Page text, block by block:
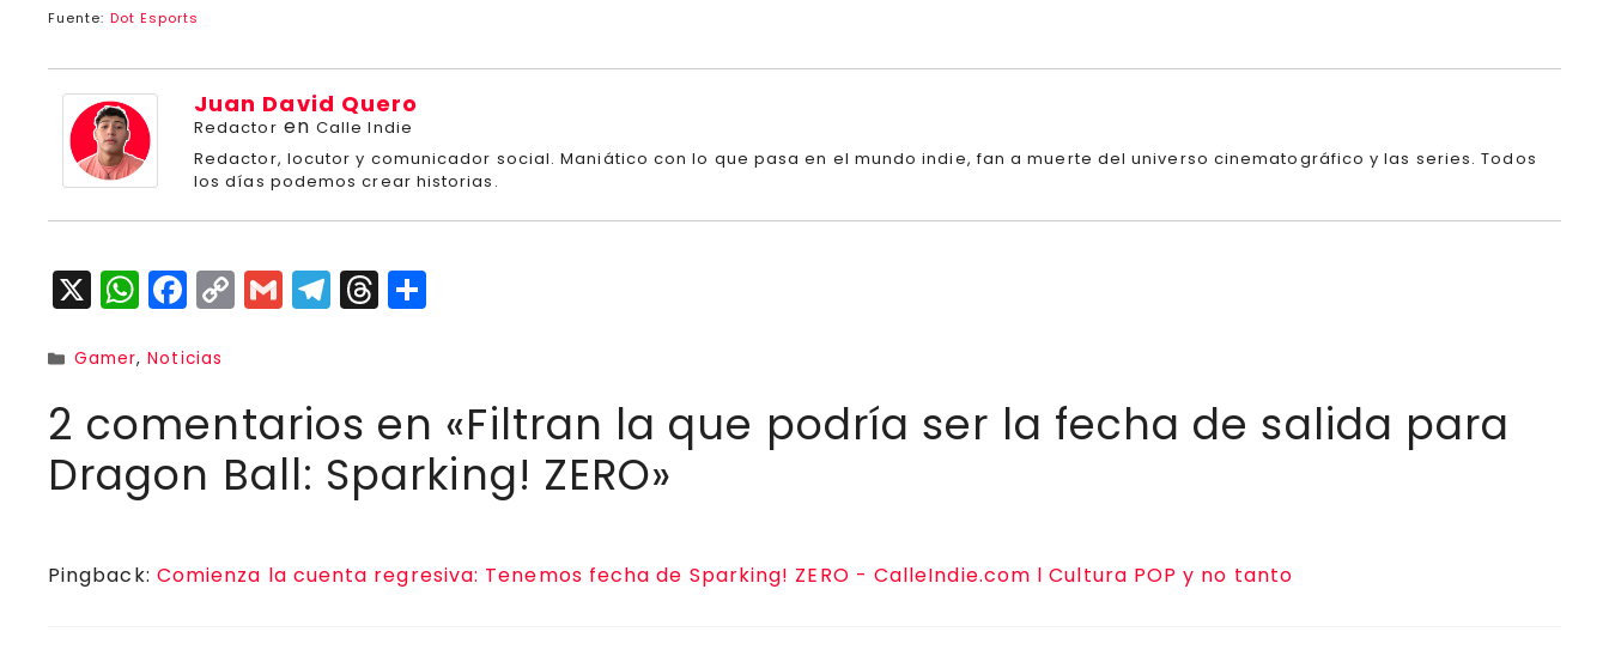
Fuente: Dot Esports
Juan David Quero
Redactor en Calle Indie
Redactor, locutor y comunicador social. Maniático con lo que pasa en el mundo indie, fan a muerte del universo cinematográfico y las series. Todos
los días podemos crear historias.
X W
a
ts
A
p
F
c
e
b
o
k
C
y
Li
n
G
l
T
g
r
a
T
e
a
d
p
a
rt
Categorías
Gamer,Noticias
2 comentarios en «Filtran la que podría ser la fecha de salida para
Dragon Ball: Sparking! ZERO»
Pingback: Comienza la cuenta regresiva: Tenemos fecha de Sparking! ZERO - CalleIndie.com l Cultura POP y no tanto